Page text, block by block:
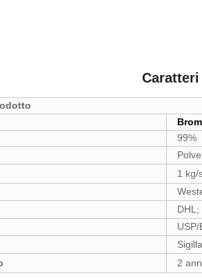
99%
1 kg/
USP/
2